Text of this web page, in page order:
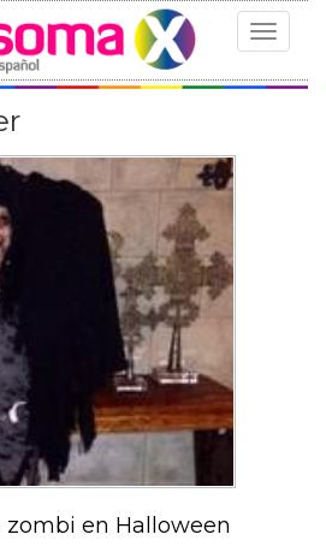
Toggle
zombi en Halloween